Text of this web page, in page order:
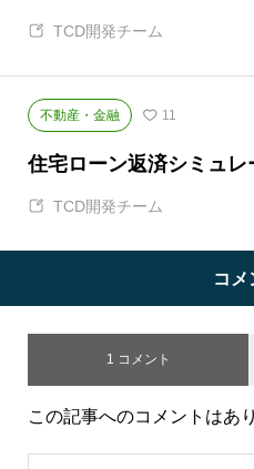
TCD開発チーム
不動産・金融 11
住宅ローン返済シミュレ
TCD開発チーム
コメ
1 コメント
この記事へのコメントはあ